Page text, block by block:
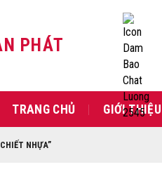
PHÁT
TRANG CHỦ GIỚI THIỆU
NHỰA”